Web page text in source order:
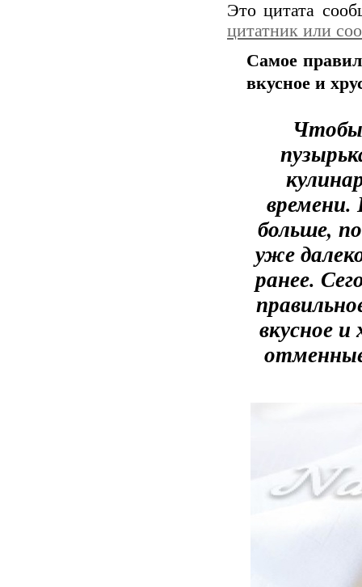
Это цитата
цитатник или
Cамое
вкусное и
времени.
больше,
уже
ранее.
вкусное